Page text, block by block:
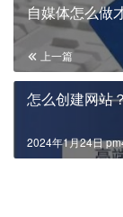
自媒体怎么做
上一篇
怎么创建网站
2024年1月24日